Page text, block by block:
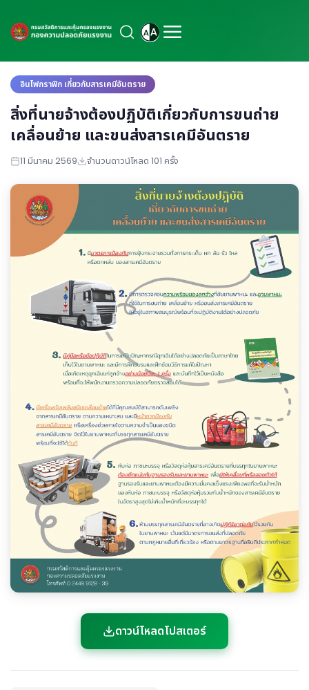
อินโฟกราฟิก เกี่ยวกับสารเคมีอันตราย
สิ่งที่นายจ้างต้องปฏิบัติเกี่ยวกับการขนถ่าย
เคลื่อนย้าย และขนส่งสารเคมีอันตราย
11 มีนาคม 2569 จำนวนดาวน์โหลด 101 ครั้ง
ดาวน์โหลดโปสเตอร์